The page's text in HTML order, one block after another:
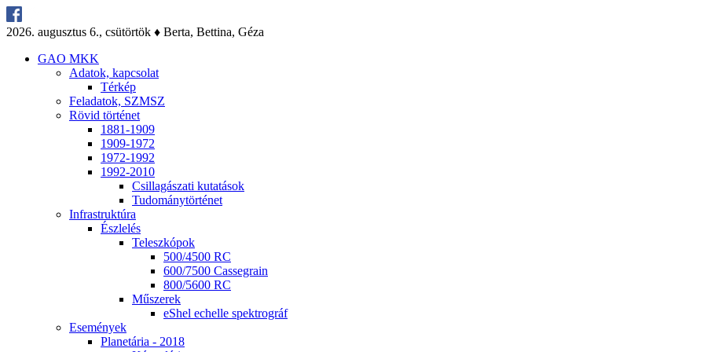
2026. au­gusz­tus 6., csü­tör­tök ♦ Ber­ta, Bet­ti­na, Gé­za
GAO MKK
Ada­tok, kap­cso­lat
Tér­kép
Fel­ada­tok, SZMSZ
Rö­vid tör­té­net
1881-1909
1909-1972
1972-1992
1992-2010
Csil­la­gá­sza­ti ku­ta­tá­sok
Tu­do­mány­tör­té­net
Inf­ra­struk­tú­ra
Ész­le­lés
Te­lesz­kó­pok
500/4500 RC
600/7500 Cas­seg­ra­in
800/5600 RC
Mű­sze­rek
eS­hel echel­le spekt­ro­gráf
Ese­mé­nyek
Pla­ne­tá­ria - 2018